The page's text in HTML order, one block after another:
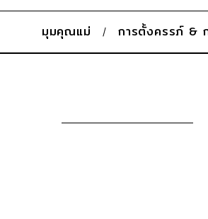
มุมคุณแม่ การตั้งครรภ์ &